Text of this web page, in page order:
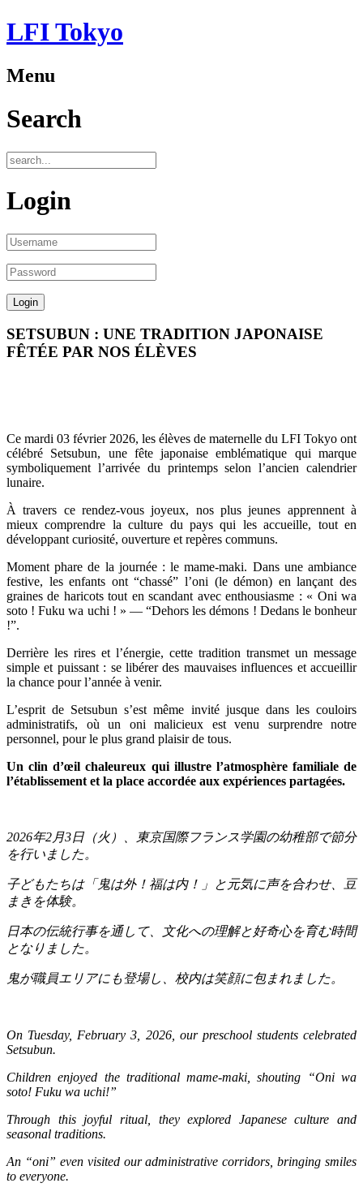
LFI Tokyo
Menu
Search
Login
SETSUBUN : UNE TRADITION JAPONAISE
FÊTÉE PAR NOS ÉLÈVES
Ce mardi 03 février 2026, les élèves de maternelle du LFI Tokyo ont
célébré Setsubun, une fête japonaise emblématique qui marque
symboliquement l’arrivée du printemps selon l’ancien calendrier
lunaire.
À travers ce rendez-vous joyeux, nos plus jeunes apprennent à
mieux comprendre la culture du pays qui les accueille, tout en
développant curiosité, ouverture et repères communs.
Moment phare de la journée : le mame-maki. Dans une ambiance
festive, les enfants ont “chassé” l’oni (le démon) en lançant des
graines de haricots tout en scandant avec enthousiasme : « Oni wa
soto ! Fuku wa uchi ! » — “Dehors les démons ! Dedans le bonheur
!”.
Derrière les rires et l’énergie, cette tradition transmet un message
simple et puissant : se libérer des mauvaises influences et accueillir
la chance pour l’année à venir.
L’esprit de Setsubun s’est même invité jusque dans les couloirs
administratifs, où un oni malicieux est venu surprendre notre
personnel, pour le plus grand plaisir de tous.
Un clin d’œil chaleureux qui illustre l’atmosphère familiale de
l’établissement et la place accordée aux expériences partagées.
2026年2月3日（火）、東京国際フランス学園の幼稚部で節分
を行いました。
子どもたちは「鬼は外！福は内！」と元気に声を合わせ、豆
まきを体験。
日本の伝統行事を通して、文化への理解と好奇心を育む時間
となりました。
鬼が職員エリアにも登場し、校内は笑顔に包まれました。
On Tuesday, February 3, 2026, our preschool students celebrated
Setsubun.
Children enjoyed the traditional mame-maki, shouting “Oni wa
soto! Fuku wa uchi!”
Through this joyful ritual, they explored Japanese culture and
seasonal traditions.
An “oni” even visited our administrative corridors, bringing smiles
to everyone.